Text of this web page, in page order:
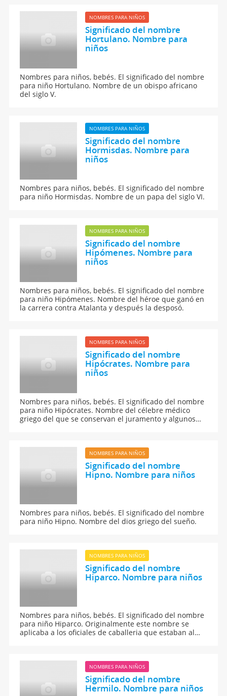
NOMBRES PARA NIÑOS
Significado del nombre
Hortulano. Nombre para
niños
Nombres para niños, bebés. El significado del nombre
para niño Hortulano. Nombre de un obispo africano
del siglo V.
NOMBRES PARA NIÑOS
Significado del nombre
Hormisdas. Nombre para
niños
Nombres para niños, bebés. El significado del nombre
para niño Hormisdas. Nombre de un papa del siglo VI.
NOMBRES PARA NIÑOS
Significado del nombre
Hipómenes. Nombre para
niños
Nombres para niños, bebés. El significado del nombre
para niño Hipómenes. Nombre del héroe que ganó en
la carrera contra Atalanta y después la desposó.
NOMBRES PARA NIÑOS
Significado del nombre
Hipócrates. Nombre para
niños
Nombres para niños, bebés. El significado del nombre
para niño Hipócrates. Nombre del célebre médico
griego del que se conservan el juramento y algunos
NOMBRES PARA NIÑOS
Significado del nombre
Hipno. Nombre para niños
Nombres para niños, bebés. El significado del nombre
para niño Hipno. Nombre del dios griego del sueño.
NOMBRES PARA NIÑOS
Significado del nombre
Hiparco. Nombre para niños
Nombres para niños, bebés. El significado del nombre
para niño Hiparco. Originalmente este nombre se
aplicaba a los oficiales de caballeria que estaban al
NOMBRES PARA NIÑOS
Significado del nombre
Hermilo. Nombre para niños